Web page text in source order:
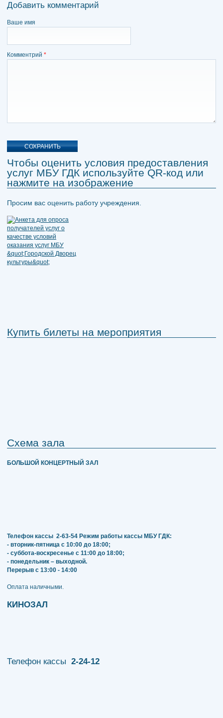
Добавить комментарий
Ваше имя
Комментрий *
Чтобы оценить условия предоставления
услуг МБУ ГДК используйте QR-код или
нажмите на изображение
Просим вас оценить работу учреждения.
Купить билеты на мероприятия
Схема зала
БОЛЬШОЙ КОНЦЕРТНЫЙ ЗАЛ
Телефон кассы 2-63-54 Режим работы кассы МБУ ГДК:
- вторник-пятница с 10:00 до 18:00;
- суббота-воскресенье с 11:00 до 18:00;
- понедельник – выходной.
Перерыв с 13:00 - 14:00
​​​​​​​Оплата наличными.
КИНОЗАЛ
Телефон кассы 2-24-12